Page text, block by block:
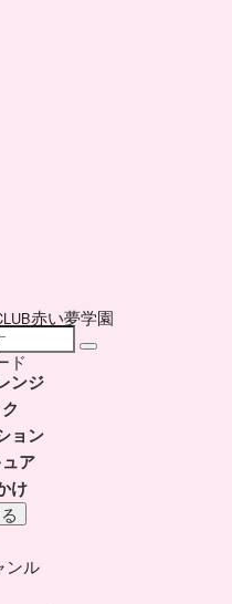
赤い夢学園
ド
ンジ
ョン
ア
け
ンル